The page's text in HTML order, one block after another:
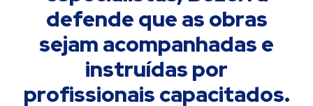
defende que as obras
sejam acompanhadas e
instruídas por
profissionais capacitados.